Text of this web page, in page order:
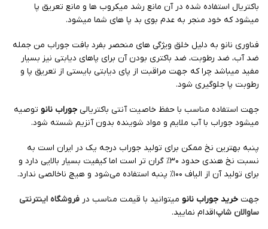
باکتریال استفاده شده در آن مانع رشد میکروب ها و مانع تعریق پا
میشود که خود منجر به عدم بوی بد پا های شما میشود.
فناوری نانو به دلیل خلق ویژگی های منحصر بفرد بافت جوراب من جمله
ضد آب، ضد رطوبت، ضد باکتری بودن آن برای پاهای دیابتی نیز بسیار
مفید میباشد چرا که جهت مراقبت از پای دیابتی بایستی از تعریق پا و
رطوبت پا جلوگیری شود.
جهت استفاده مناسب با حفظ خاصیت آنتی باکتریالی جوراب نانو توصیه
میشود جوراب با آب ملایم و مواد شوینده بدون آنزیم شسته شود.
پنبه بهترین نخ ممکن برای تولید جوراب درجه یک در ایران است به
نسبت نخ هندی حدود ۳۰% گران تر است اما کیفیت بسیار بالایی دارد و
برای تولید آن از الیاف ۱۰۰% پنبه استفاده می‌شود و هیچ ناخالصی ندارد.
جهت خرید جوراب نانو میتوانید با قیمت مناسب در فروشگاه اینترنتی
ساوالان شاپاقدام نمایید.